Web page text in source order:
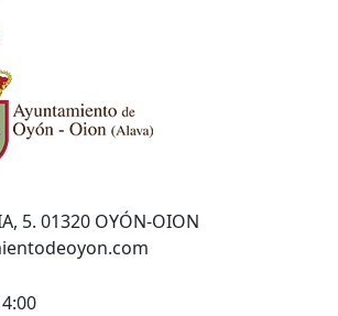
5. 01320 OYÓN-OION